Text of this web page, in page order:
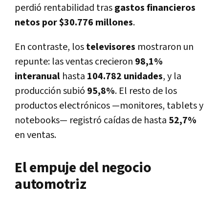
perdió rentabilidad trasgastos financieros
netos por $30.776 millones.
En contraste, lostelevisores mostraron un
repunte: las ventas crecieron 98,1%
interanual hasta 104.782 unidades, y la
producción subió 95,8%. El resto de los
productos electrónicos —monitores, tablets y
notebooks— registró caídas de hasta 52,7%
en ventas.
El empuje del negocio
automotriz